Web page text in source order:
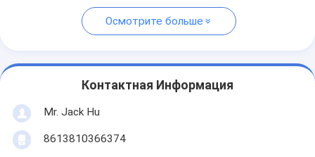
Осмотрите больше
Контактная Информация
Mr. Jack Hu
8613810366374